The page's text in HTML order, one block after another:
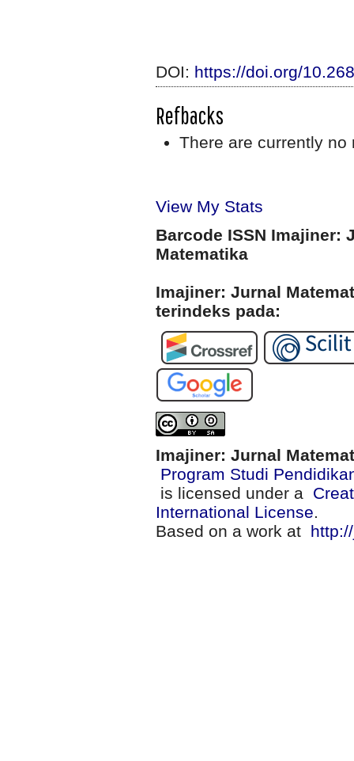
DOI: https://doi.org/
Refbacks
There are currently no
View My Stats
Barcode ISSN Imajiner:
Matematika
Imajiner: Jurnal
terindeks pada:
Imajiner: Jurnal
Program Studi
is licensed under a
International License.
Based on a work at